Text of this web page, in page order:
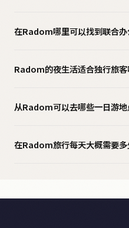
在Radom哪里可以找到联合办
Radom的夜生活适合独行旅客
从Radom可以去哪些一日游地
在Radom旅行每天大概需要多